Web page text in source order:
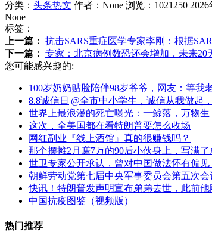
分类： 头条热文 作者：None 浏览：1021250
None
标签：
上一篇： 抗击SARS重症医学专家李刚：根据
下一篇： 专家：北京病例数恐还会增加，未来20
您可能感兴趣的:
100岁奶奶贴脸陪伴98岁爷爷，网友：等我
8.8诚信日|@全市中小学生，诚信从我做起
世界上最浪漫的死亡曝光：一鲸落，万物生
这次，全美国都在看特朗普要怎么收场
网红副业『线上酒馆』真的很赚钱吗？
那个摆摊2月赚7万的90后小伙身上，写满
世卫专家公开承认，曾对中国做法怀有偏
朝鲜劳动党第七届中央军事委员会第五次
快讯！特朗普发声明宣布弟弟去世，此前他
中国抗疫图鉴（视频版）
热门推荐